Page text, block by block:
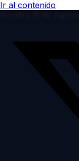
Ir al contenido